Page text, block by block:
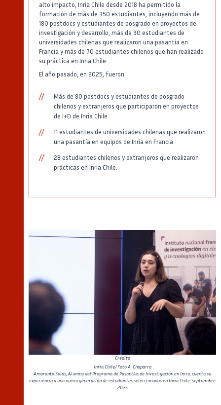
alto impacto, Inria Chile desde 2018 ha permitido la
formación de más de 350 estudiantes, incluyendo más de
180 postdocs y estudiantes de posgrado en proyectos de
investigación y desarrollo, más de 90 estudiantes de
universidades chilenas que realizaron una pasantía en
Francia y más de 70 estudiantes chilenos que han realizado
su práctica en Inria Chile.
El año pasado, en 2025, fueron:
Más de 80 postdocs y estudiantes de posgrado
chilenos y extranjeros que participaron en proyectos
de I+D de Inria Chile
11 estudiantes de universidades chilenas que realizaron
una pasantía en equipos de Inria en Francia
28 estudiantes chilenos y extranjeros que realizaron
prácticas en Inria Chile.
Crédito
Inria Chile/ Foto A. Chaparro
Amaranta Salas, Alumna del Programa de Pasantías de Investigación en Inria, cuenta su
experiencia a una nueva generación de estudiantes seleccionados en Inria Chile, septiembre
2025